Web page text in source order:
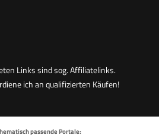
Links sind sog. Affiliatelinks.
ich an qualifizierten Käufen!
passende Portale: